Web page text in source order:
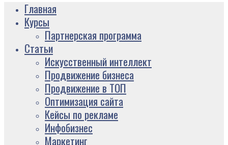
Главная
Курсы
Партнерская программа
Статьи
Искусственный интеллект
Продвижение бизнеса
Продвижение в ТОП
Оптимизация сайта
Кейсы по рекламе
Инфобизнес
Маркетинг